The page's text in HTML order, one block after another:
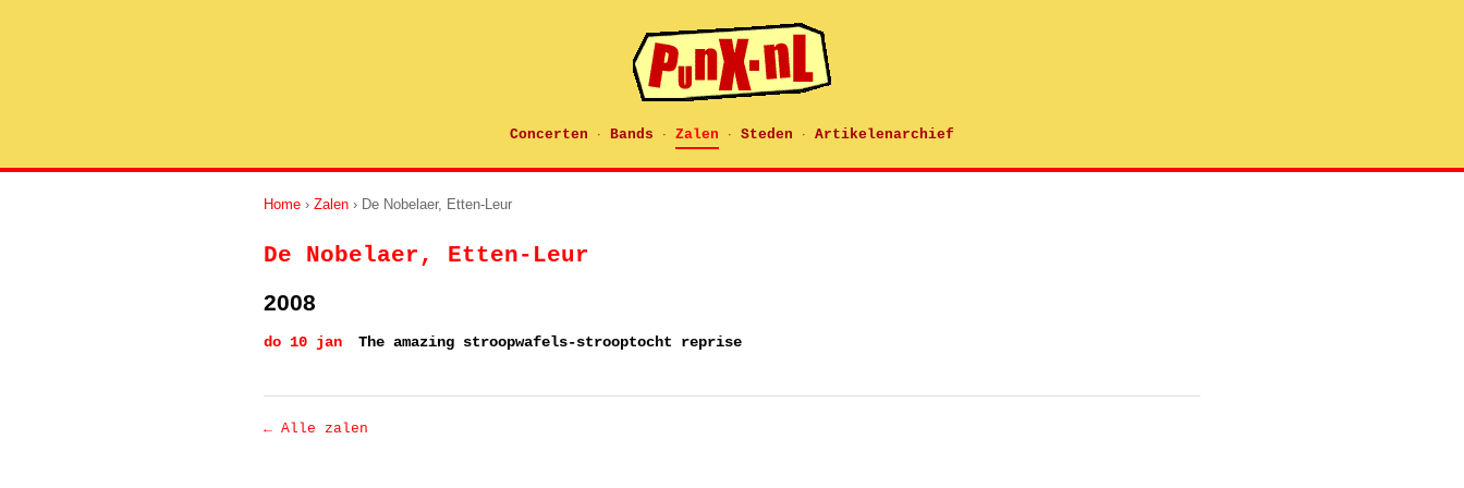
Concerten · Bands · Zalen · Steden · Artikelenarchief
Home › Zalen › De Nobelaer, Etten-Leur
De Nobelaer, Etten-Leur
2008
do 10 jan The amazing stroopwafels-strooptocht reprise
← Alle zalen